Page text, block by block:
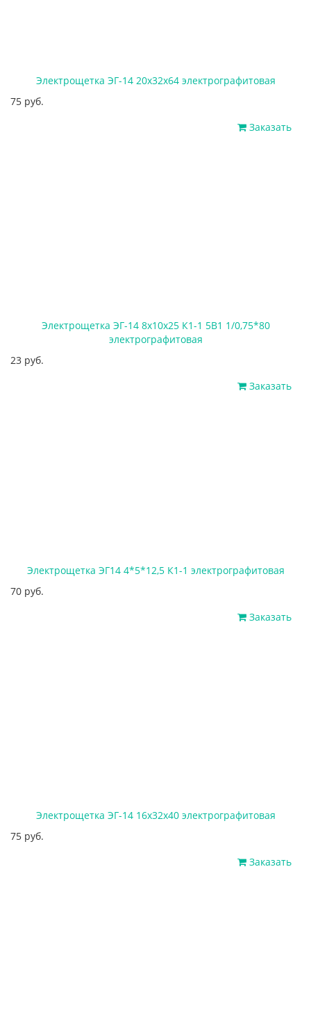
Электрощетка ЭГ-14 20х32х64 электрографитовая
75 руб.
Заказать
Электрощетка ЭГ-14 8х10х25 К1-1 5В1 1/0,75*80
электрографитовая
23 руб.
Заказать
Электрощетка ЭГ14 4*5*12,5 К1-1 электрографитовая
70 руб.
Заказать
Электрощетка ЭГ-14 16x32x40 электрографитовая
75 руб.
Заказать